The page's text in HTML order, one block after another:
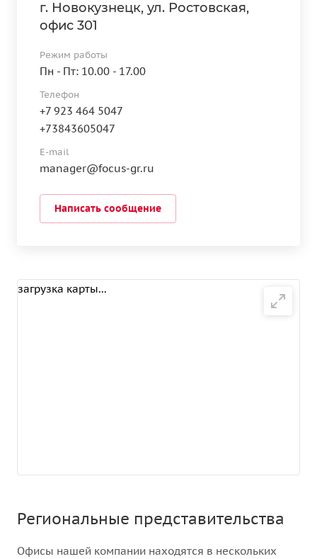
загрузка карты...
Региональные представительства
Офисы нашей компании находятся в нескольких
г. Новокузнецк, ул. Ростовская,
офис 301
Режим работы
Пн - Пт: 10.00 - 17.00
Телефон
+7 923 464 5047
+73843605047
E-mail
manager@focus-gr.ru
Написать сообщение